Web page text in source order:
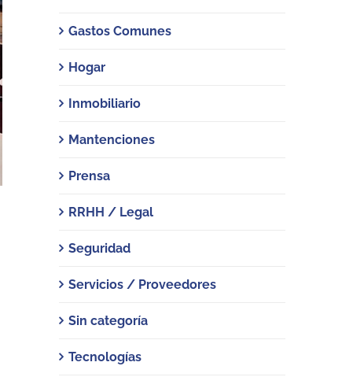
Gastos Comunes
Hogar
Inmobiliario
Mantenciones
Prensa
RRHH / Legal
Seguridad
Servicios / Proveedores
Sin categoría
Tecnologías